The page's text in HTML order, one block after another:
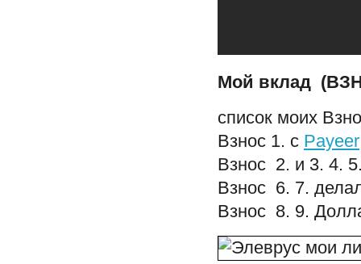
Мой вклад
список моих
Взнос 1. с Payeer
Взнос 2. и 3. 4.
Взнос 6. 7.
Взнос 8. 9.